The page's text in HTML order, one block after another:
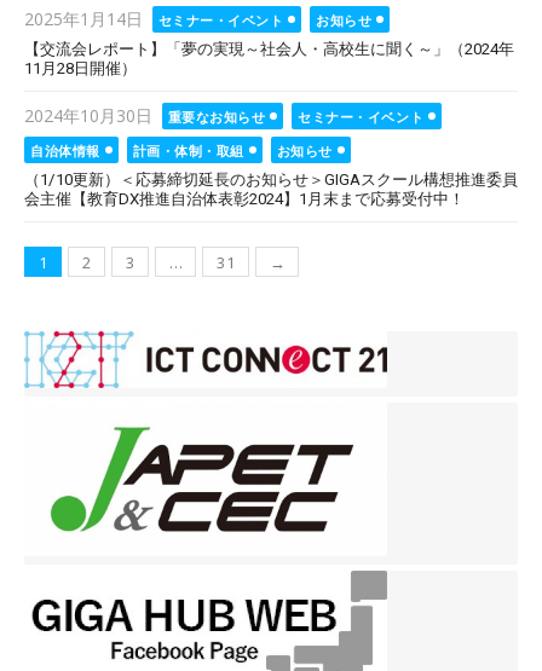
Posted
on
2025年1月14日 セミナー・イベント
お知らせ
【交流会レポート】「夢の実現～社会人・高校生に聞く～」（2024年
11月28日開催）
Posted
on
2024年10月30日 重要なお知らせ
セミナー・イベント
自治体情報
計画・体制・取組
お知らせ
（1/10更新）＜応募締切延長のお知らせ＞GIGAスクール構想推進委員
会主催【教育DX推進自治体表彰2024】1月末まで応募受付中！
投
ナ
ビ
ゲ
ョ
1 2 3 … 31 →